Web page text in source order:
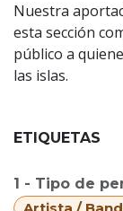
Nuestra
esta sección
público a
las islas.
ETIQUETAS
1 - Tipo de